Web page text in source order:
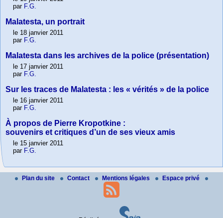
par F.G.
Malatesta, un portrait
le 18 janvier 2011
par F.G.
Malatesta dans les archives de la police (présentation)
le 17 janvier 2011
par F.G.
Sur les traces de Malatesta : les « vérités » de la police
le 16 janvier 2011
par F.G.
À propos de Pierre Kropotkine :
souvenirs et critiques d’un de ses vieux amis
le 15 janvier 2011
par F.G.
Plan du site Contact Mentions légales Espace privé